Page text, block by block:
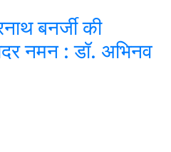
बनर्जी की
नमन : डॉ. अभिनव